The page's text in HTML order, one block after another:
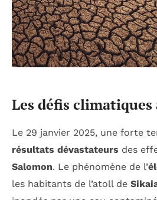
Les défis
Le 29 janvier 2025, une forte
résultats dévastateurs des
Salomon. Le phénomène de l’
les habitants de l’atoll de